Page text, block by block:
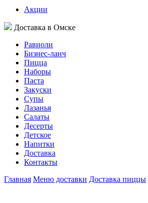
Акции
Доставка в Омске
Равиоли
Бизнес-ланч
Пицца
Наборы
Паста
Закуски
Супы
Лазанья
Салаты
Десерты
Детское
Напитки
Доставка
Контакты
Главная Меню доставки Доставка пиццы